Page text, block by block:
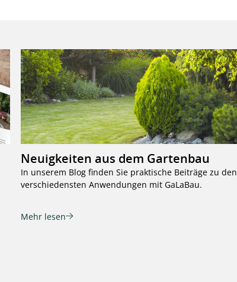
Neuigkeiten aus dem Gartenbau
In unserem Blog finden Sie praktische Beiträge zu den
verschiedensten Anwendungen mit GaLaBau.
Mehr lesen